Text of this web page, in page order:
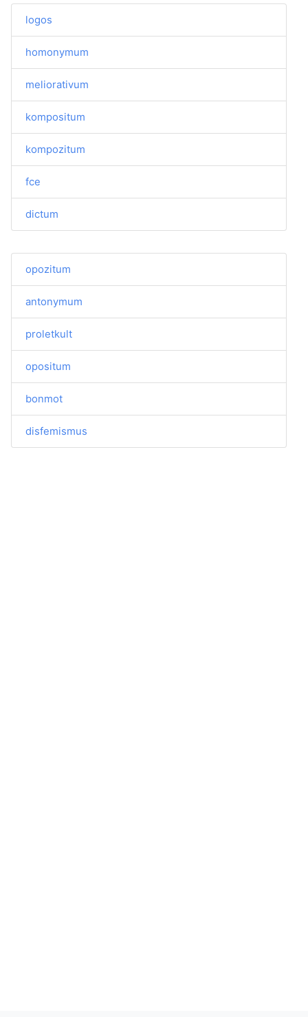
logos
homonymum
meliorativum
kompositum
kompozitum
fce
dictum
opozitum
antonymum
proletkult
opositum
bonmot
disfemismus